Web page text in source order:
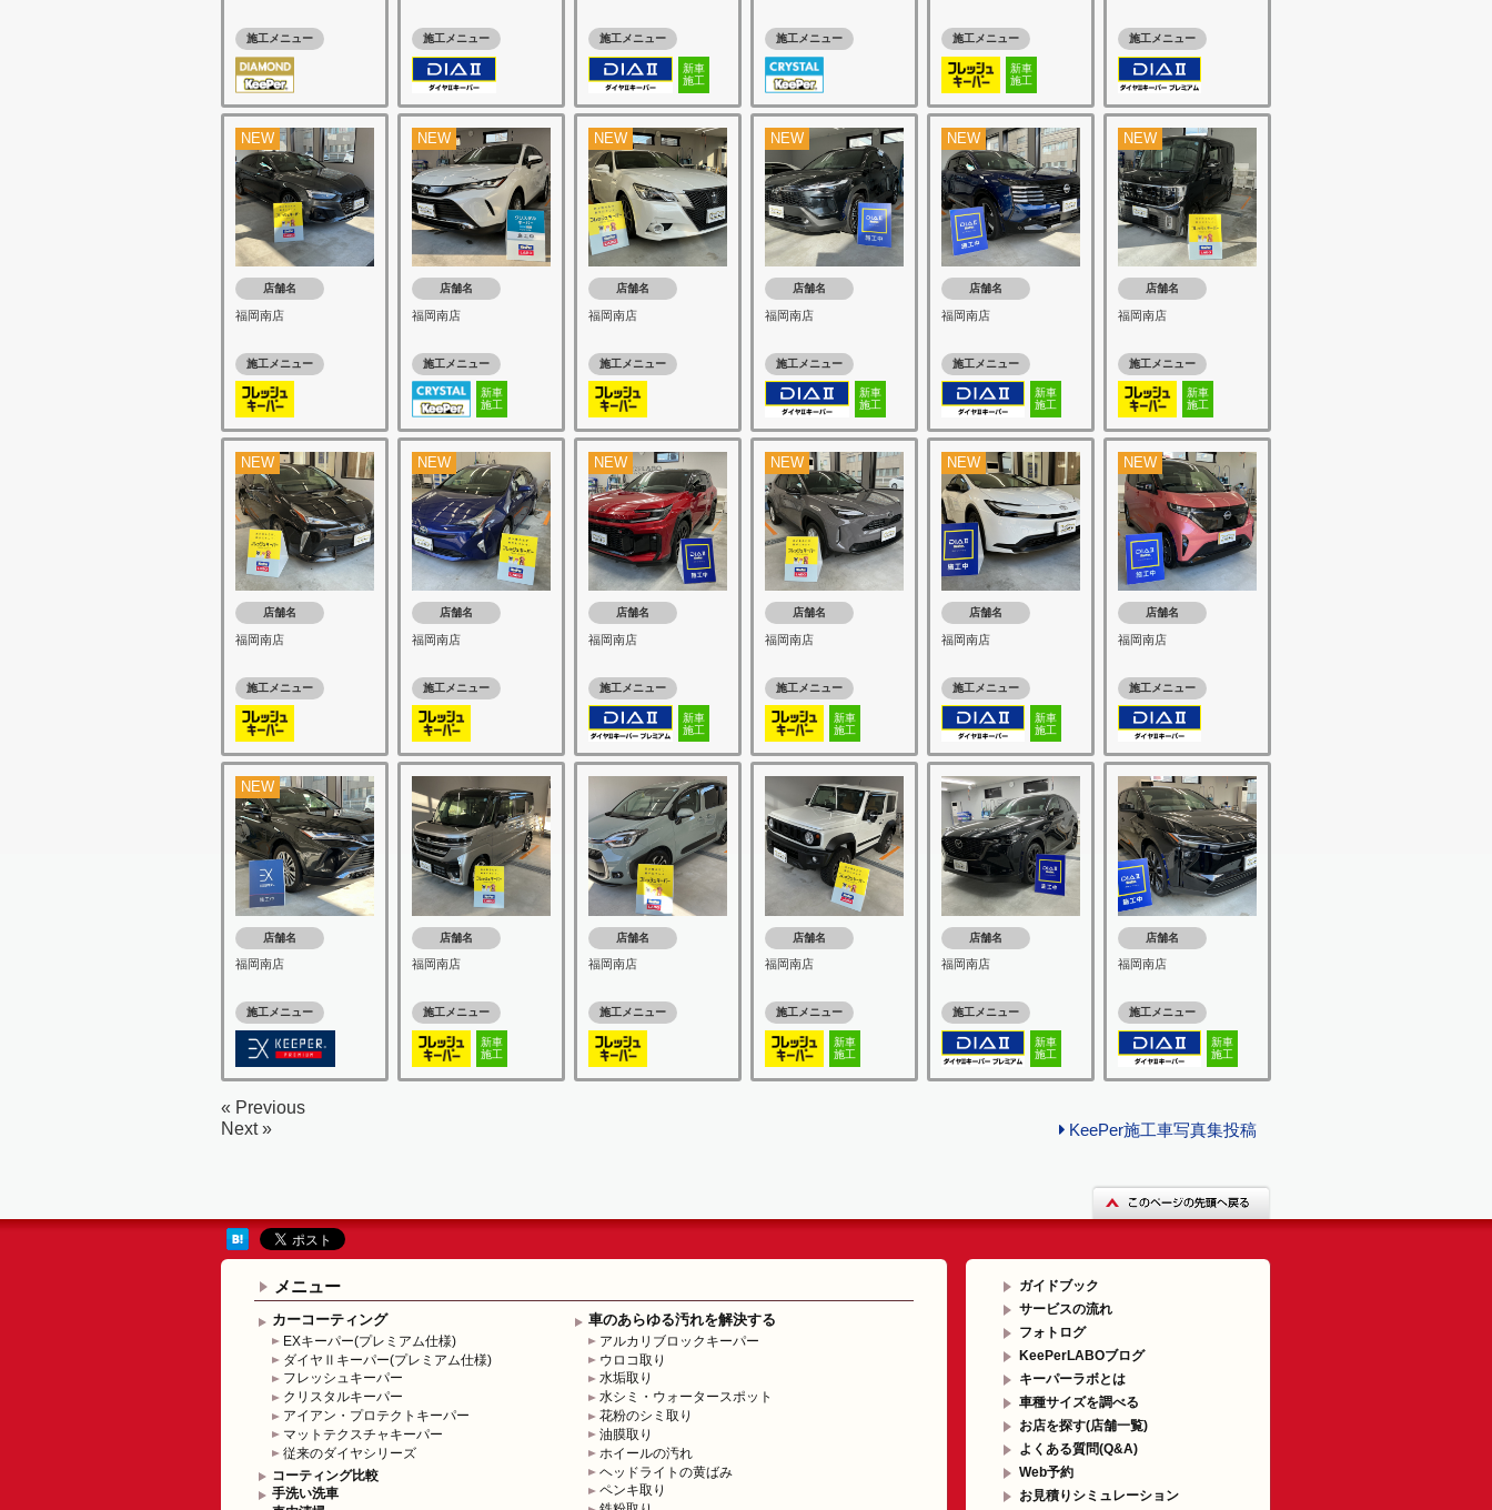
施工メニュー 施工メニュー 施工メニュー
新車
施工
施工メニュー 施工メニュー
新車
施工
施工メニュー
NEW
店舗名
福岡南店
施工メニュー
NEW
店舗名
福岡南店
施工メニュー
新車
施工
NEW
店舗名
福岡南店
施工メニュー
NEW
店舗名
福岡南店
施工メニュー
新車
施工
NEW
店舗名
福岡南店
施工メニュー
新車
施工
NEW
店舗名
福岡南店
施工メニュー
新車
施工
NEW
店舗名
福岡南店
施工メニュー
NEW
店舗名
福岡南店
施工メニュー
NEW
店舗名
福岡南店
施工メニュー
新車
施工
NEW
店舗名
福岡南店
施工メニュー
新車
施工
NEW
店舗名
福岡南店
施工メニュー
新車
施工
NEW
店舗名
福岡南店
施工メニュー
NEW
店舗名
福岡南店
施工メニュー
店舗名
福岡南店
施工メニュー
新車
施工
店舗名
福岡南店
施工メニュー
店舗名
福岡南店
施工メニュー
新車
施工
店舗名
福岡南店
施工メニュー
新車
施工
店舗名
福岡南店
施工メニュー
新車
施工
« Previous
Next »
KeePer施工車写真集投稿
メニュー
カーコーティング
EXキーパー(プレミアム仕様)
ダイヤⅡキーパー(プレミアム仕様)
フレッシュキーパー
クリスタルキーパー
アイアン・プロテクトキーパー
マットテクスチャキーパー
従来のダイヤシリーズ
コーティング比較
手洗い洗車
車のあらゆる汚れを解決する
アルカリブロックキーパー
ウロコ取り
水垢取り
水シミ・ウォータースポット
花粉のシミ取り
油膜取り
ホイールの汚れ
ヘッドライトの黄ばみ
ペンキ取り
ガイドブック
サービスの流れ
フォトログ
KeePerLABOブログ
キーパーラボとは
車種サイズを調べる
お店を探す(店舗一覧)
よくある質問(Q&A)
Web予約
お見積りシミュレーション